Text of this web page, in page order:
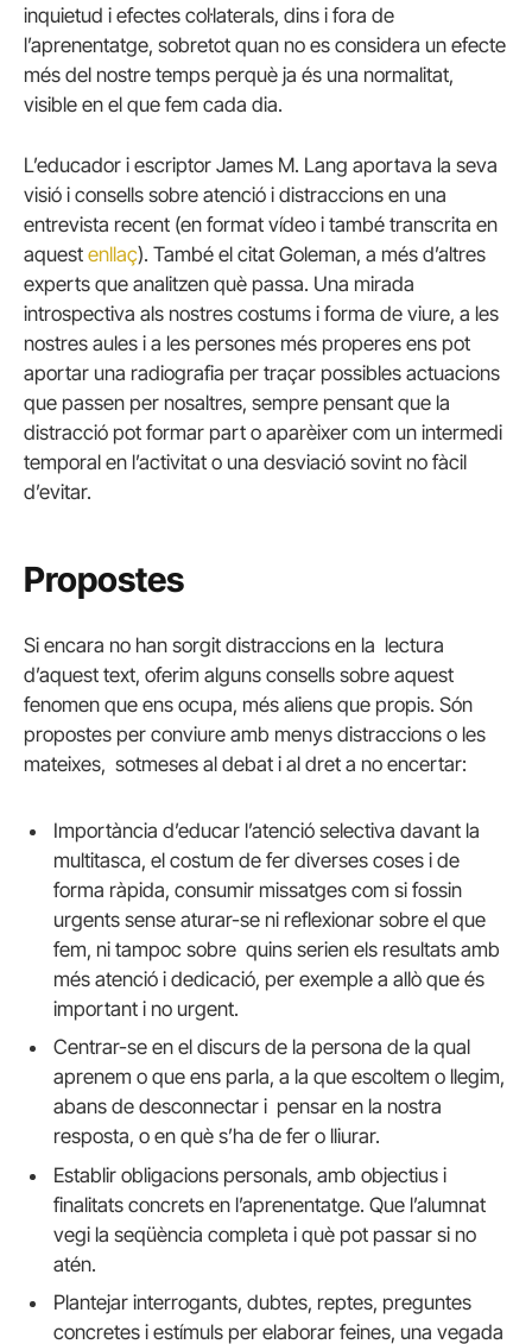
inquietud i efectes col·laterals, dins i fora de
l’aprenentatge, sobretot quan no es considera un efecte
més del nostre temps perquè ja és una normalitat,
visible en el que fem cada dia.
L’educador i escriptor James M. Lang aportava la seva
visió i consells sobre atenció i distraccions en una
entrevista recent (en format vídeo i també transcrita en
aquest enllaç). També el citat Goleman, a més d’altres
experts que analitzen què passa. Una mirada
introspectiva als nostres costums i forma de viure, a les
nostres aules i a les persones més properes ens pot
aportar una radiografia per traçar possibles actuacions
que passen per nosaltres, sempre pensant que la
distracció pot formar part o aparèixer com un intermedi
temporal en l’activitat o una desviació sovint no fàcil
d’evitar.
Propostes
Si encara no han sorgit distraccions en la lectura
d’aquest text, oferim alguns consells sobre aquest
fenomen que ens ocupa, més aliens que propis. Són
propostes per conviure amb menys distraccions o les
mateixes, sotmeses al debat i al dret a no encertar:
Importància d’educar l’atenció selectiva davant la
multitasca, el costum de fer diverses coses i de
forma ràpida, consumir missatges com si fossin
urgents sense aturar-se ni reflexionar sobre el que
fem, ni tampoc sobre quins serien els resultats amb
més atenció i dedicació, per exemple a allò que és
important i no urgent.
Centrar-se en el discurs de la persona de la qual
aprenem o que ens parla, a la que escoltem o llegim,
abans de desconnectar i pensar en la nostra
resposta, o en què s’ha de fer o lliurar.
Establir obligacions personals, amb objectius i
finalitats concrets en l’aprenentatge. Que l’alumnat
vegi la seqüència completa i què pot passar si no
atén.
Plantejar interrogants, dubtes, reptes, preguntes
concretes i estímuls per elaborar feines, una vegada